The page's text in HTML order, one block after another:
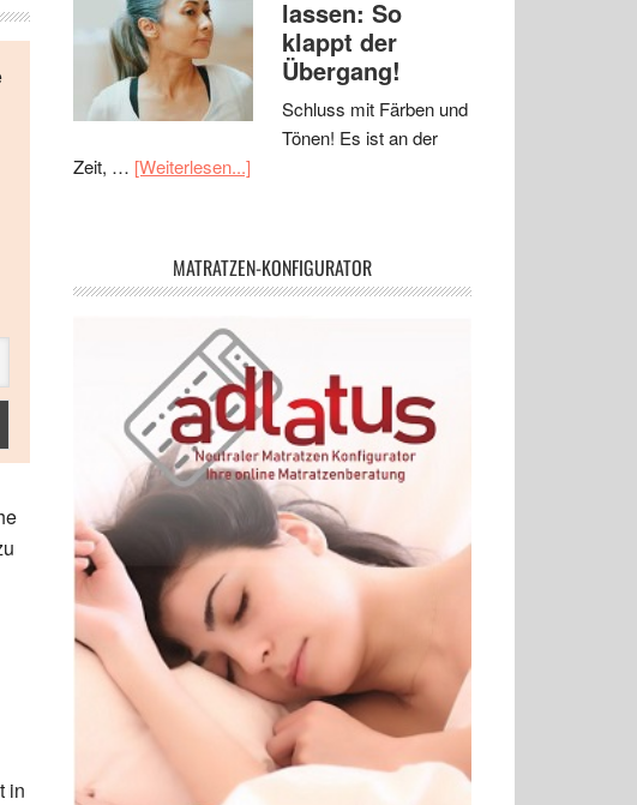
in
lassen: So
klappt der
Übergang!
Schluss mit Färben und
Tönen! Es ist an der
Zeit, … [Weiterlesen...]
MATRATZEN-KONFIGURATOR